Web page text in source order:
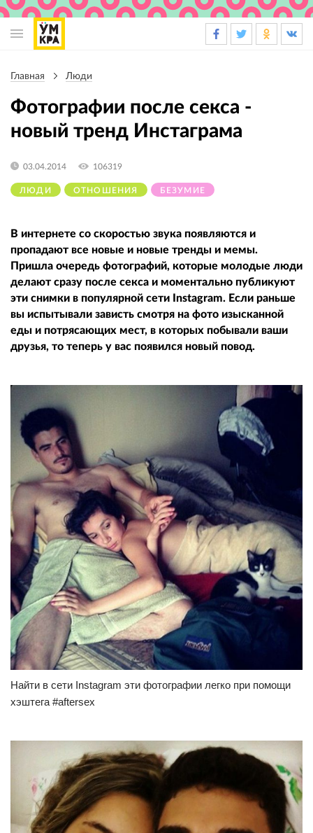
навигации
Главная Люди
Фотографии после секса -
новый тренд Инстаграма
ЛЮДИ ОТНОШЕНИЯ БЕЗУМИЕ
03.04.2014 106319
В интернете со скоростью звука появляются и
пропадают все новые и новые тренды и мемы.
Пришла очередь фотографий, которые молодые люди
делают сразу после секса и моментально публикуют
эти снимки в популярной сети Instagram. Если раньше
вы испытывали зависть смотря на фото изысканной
еды и потрясающих мест, в которых побывали ваши
друзья, то теперь у вас появился новый повод.
Найти в сети Instagram эти фотографии легко при помощи
хэштега #aftersex